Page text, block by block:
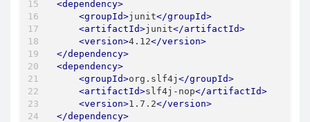
<dependency>
<groupId>junit</groupId>
<artifactId>junit</artifactId>
<version>4.12</version>
</dependency>
<dependency>
<groupId>org.slf4j </groupId>
<artifactId>slf4j-nop</artifactId>
<version>1.7.2</version>
</dependency>